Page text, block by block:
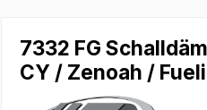
7332 FG
CY / Zenoah /